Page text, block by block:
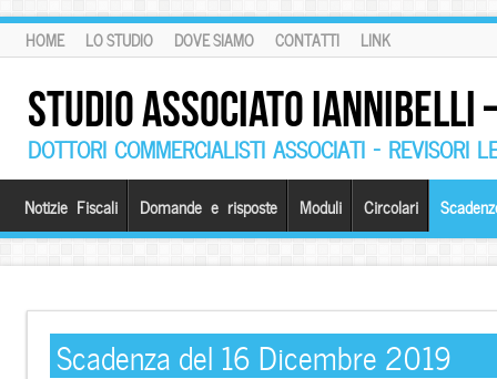
HOME LO STUDIO DOVE SIAMO CONTATTI LINK
STUDIO ASSOCIATO
DOTTORI COMMERCIALISTI ASSOCIATI – REVISORI
Notizie Fiscali Domande e risposte Moduli Circolari
Scadenza del 16 Dicembre 2019